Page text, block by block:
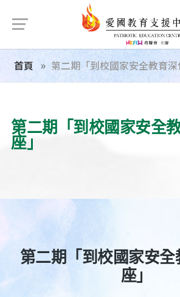
首頁 第二期「到校國家安全教育深
第二期「到校國家安全
座」
第二期「到校國家安
座」